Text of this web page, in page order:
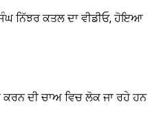
ਨਿੱਝਰ ਕਤਲ ਦਾ ਵੀਡੀਓ, ਹੋਇਆ
ਕਰਨ ਦੀ ਚਾਅ ਵਿਚ ਲੋਕ ਜਾ ਰਹੇ ਹਨ